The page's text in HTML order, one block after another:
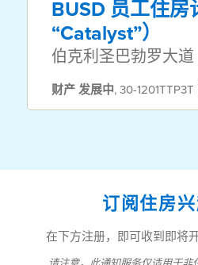
BUSD 员工住房
“Catalyst”）
伯克利圣巴勃罗大道
财产发展中,30-1201TTP3T
订阅住房
在下方注册，即可收到即将